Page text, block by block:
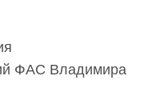
ФАС Владимира